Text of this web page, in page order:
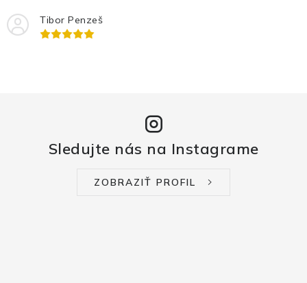
Tibor Penzeš
Sledujte nás na Instagrame
ZOBRAZIŤ PROFIL